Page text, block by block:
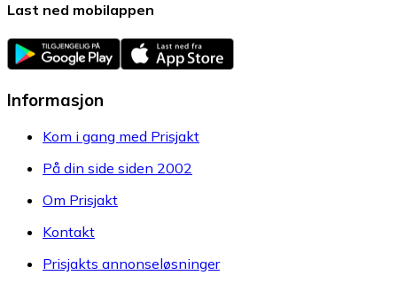
Last ned mobilappen
Informasjon
Kom i gang med Prisjakt
På din side siden 2002
Om Prisjakt
Kontakt
Prisjakts annonseløsninger